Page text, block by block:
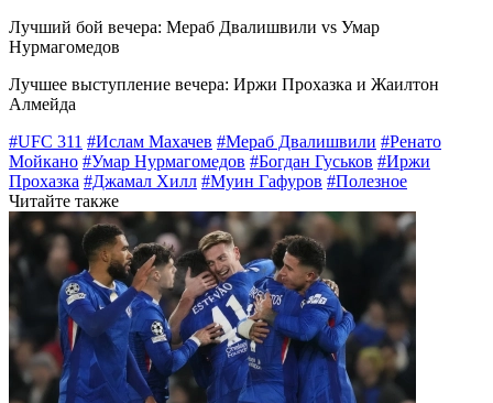
Лучший бой вечера: Мераб Двалишвили vs Умар
Нурмагомедов
Лучшее выступление вечера: Иржи Прохазка и Жаилтон
Алмейда
#UFC 311 #Ислам Махачев #Мераб Двалишвили #Ренато
Мойкано #Умар Нурмагомедов #Богдан Гуськов #Иржи
Прохазка #Джамал Хилл #Муин Гафуров #Полезное
Читайте также